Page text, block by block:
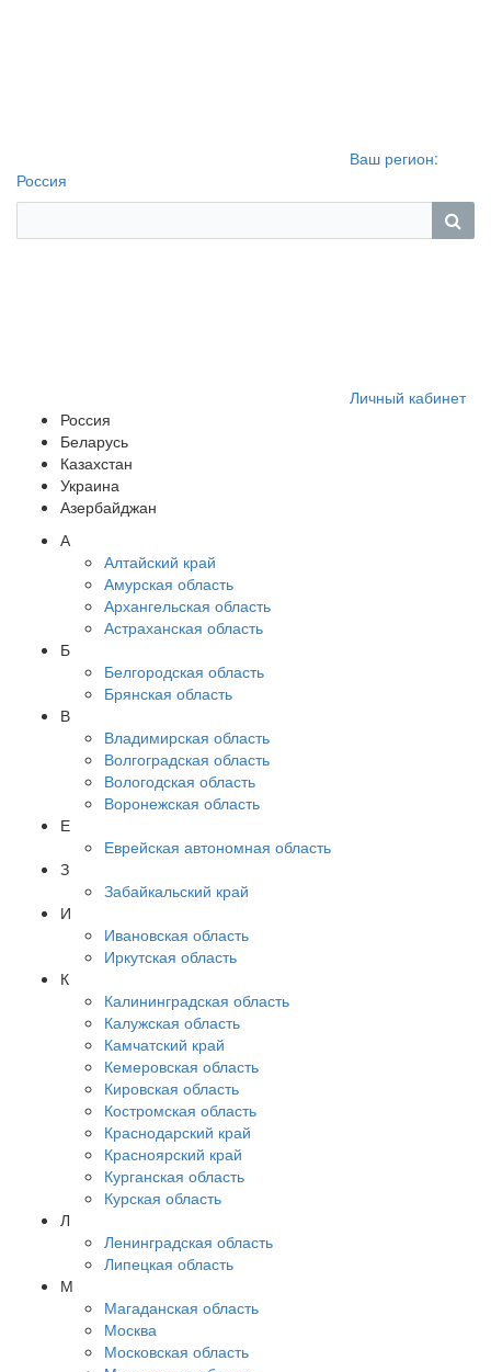
Ваш регион:
Россия
Личный кабинет
Россия
Беларусь
Казахстан
Украина
Азербайджан
А
Алтайский край
Амурская область
Архангельская область
Астраханская область
Б
Белгородская область
Брянская область
В
Владимирская область
Волгоградская область
Вологодская область
Воронежская область
Е
Еврейская автономная область
З
Забайкальский край
И
Ивановская область
Иркутская область
К
Калининградская область
Калужская область
Камчатский край
Кемеровская область
Кировская область
Костромская область
Краснодарский край
Красноярский край
Курганская область
Курская область
Л
Ленинградская область
Липецкая область
М
Магаданская область
Москва
Московская область